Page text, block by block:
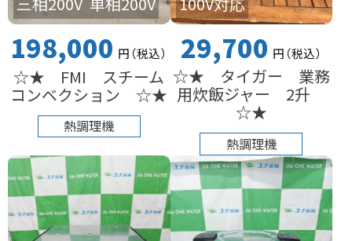
198,000 円（税込）
☆★ FMI スチーム
コンベクション ☆★
熱調理機
29,700 円（税込）
☆★ タイガー 業務
用炊飯ジャー 2升
☆★
熱調理機